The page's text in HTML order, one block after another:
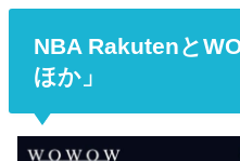
NBA Rakutenと
ほか」